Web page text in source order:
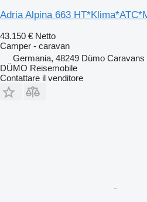
Adria Alpina 663
43.150 € Netto
Camper - caravan
Germania, 48249 Dümo
DÜMO Reisemobile
Contattare il venditore